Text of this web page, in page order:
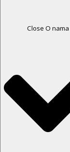
Close O nama